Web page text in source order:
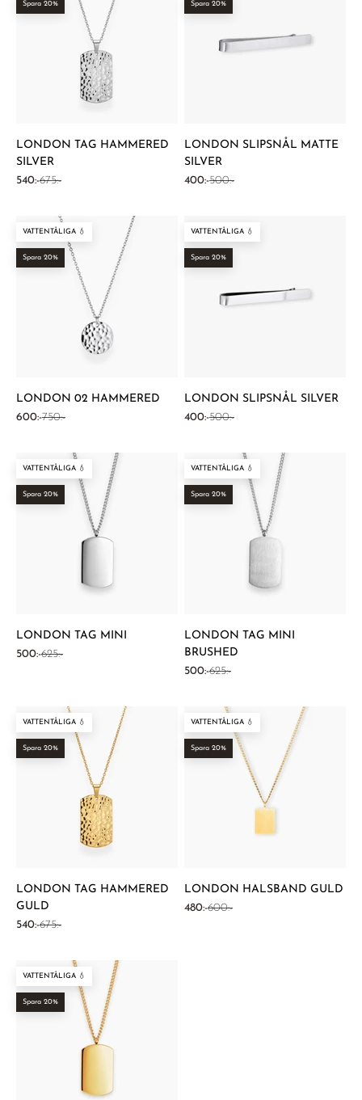
¡
Spara 20%
LONDON TAG HAMMERED
SILVER
REA-pris
540:-Pris
675:-
Spara 20%
LONDON SLIPSNÅL MATTE
SILVER
REA-pris
400:-Pris
500:-
VATTENTÅLIGA 💧
Spara 20%
LONDON 02 HAMMERED
REA-pris
600:-Pris
750:-
VATTENTÅLIGA 💧
Spara 20%
LONDON SLIPSNÅL SILVER
REA-pris
400:-Pris
500:-
VATTENTÅLIGA 💧
Spara 20%
LONDON TAG MINI
REA-pris
500:-Pris
625:-
VATTENTÅLIGA 💧
Spara 20%
LONDON TAG MINI
BRUSHED
REA-pris
500:-Pris
625:-
VATTENTÅLIGA 💧
Spara 20%
LONDON TAG HAMMERED
GULD
REA-pris
540:-Pris
675:-
VATTENTÅLIGA 💧
Spara 20%
LONDON HALSBAND GULD
REA-pris
480:-Pris
600:-
VATTENTÅLIGA 💧
Spara 20%